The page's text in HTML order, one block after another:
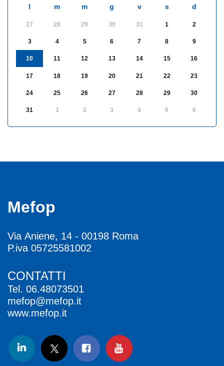
l m m g v s d
27 28 29 30 31 1 2
3 4 5 6 7 8 9
10 11 12 13 14 15 16
17 18 19 20 21 22 23
24 25 26 27 28 29 30
31 1 2 3 4 5 6
Mefop
Via Aniene, 14 - 00198 Roma
P.iva 05725581002
CONTATTI
Tel. 06.48073501
mefop@mefop.it
www.mefop.it